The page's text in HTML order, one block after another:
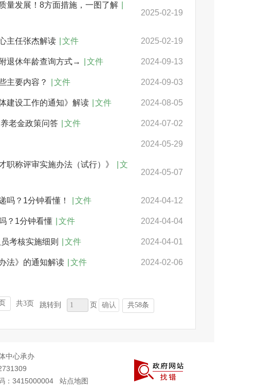
量发展！8方面措施，一图了解
2025-02-19
主任张杰解读 文件 2025-02-19
退休年龄查询方式→ 文件 2024-09-13
主要内容？ 文件 2024-09-03
建设工作的通知》解读 文件 2024-08-05
老金政策问答 文件 2024-07-02
2024-05-29
职称评审实施办法（试行）》
文
2024-05-07
吗？1分钟看懂！ 文件 2024-04-12
？1分钟看懂 文件 2024-04-04
考核实施细则 文件 2024-04-01
法》的通知解读 文件 2024-02-06
共3页 跳转到 页 确认 共58条
中心承办
：3415000004 站点地图